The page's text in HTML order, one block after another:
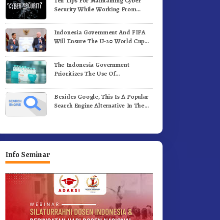
Security While Working From
Indonesia Government And FIFA
Will Ensure The U-20 World Cup
Standards
The Indonesia Government
Prioritizes The Use Of
Vaccines
Besides Google, This Is A Popular
Search Engine Alternative In The
Info Seminar